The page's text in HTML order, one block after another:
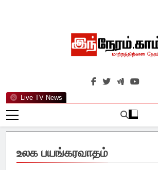
Live TV News
செய்திகளுக்கு அப்பால்…
உலக பயங்கரவாதம்